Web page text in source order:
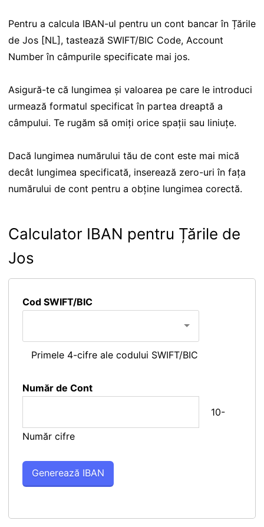
Pentru a calcula IBAN-ul pentru un cont bancar în Țările
de Jos [NL], tastează SWIFT/BIC Code, Account
Number în câmpurile specificate mai jos.
Asigură-te că lungimea și valoarea pe care le introduci
urmează formatul specificat în partea dreaptă a
câmpului. Te rugăm să omiți orice spații sau liniuțe.
Dacă lungimea numărului tău de cont este mai mică
decât lungimea specificată, inserează zero-uri în fața
numărului de cont pentru a obține lungimea corectă.
Calculator IBAN pentru Țările de
Jos
Cod SWIFT/BIC
Primele 4-cifre ale codului SWIFT/BIC
Număr de Cont
10-
Număr cifre